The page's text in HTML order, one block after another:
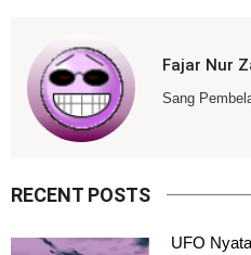
Fajar Nur
Sang
RECENT POSTS
UFO